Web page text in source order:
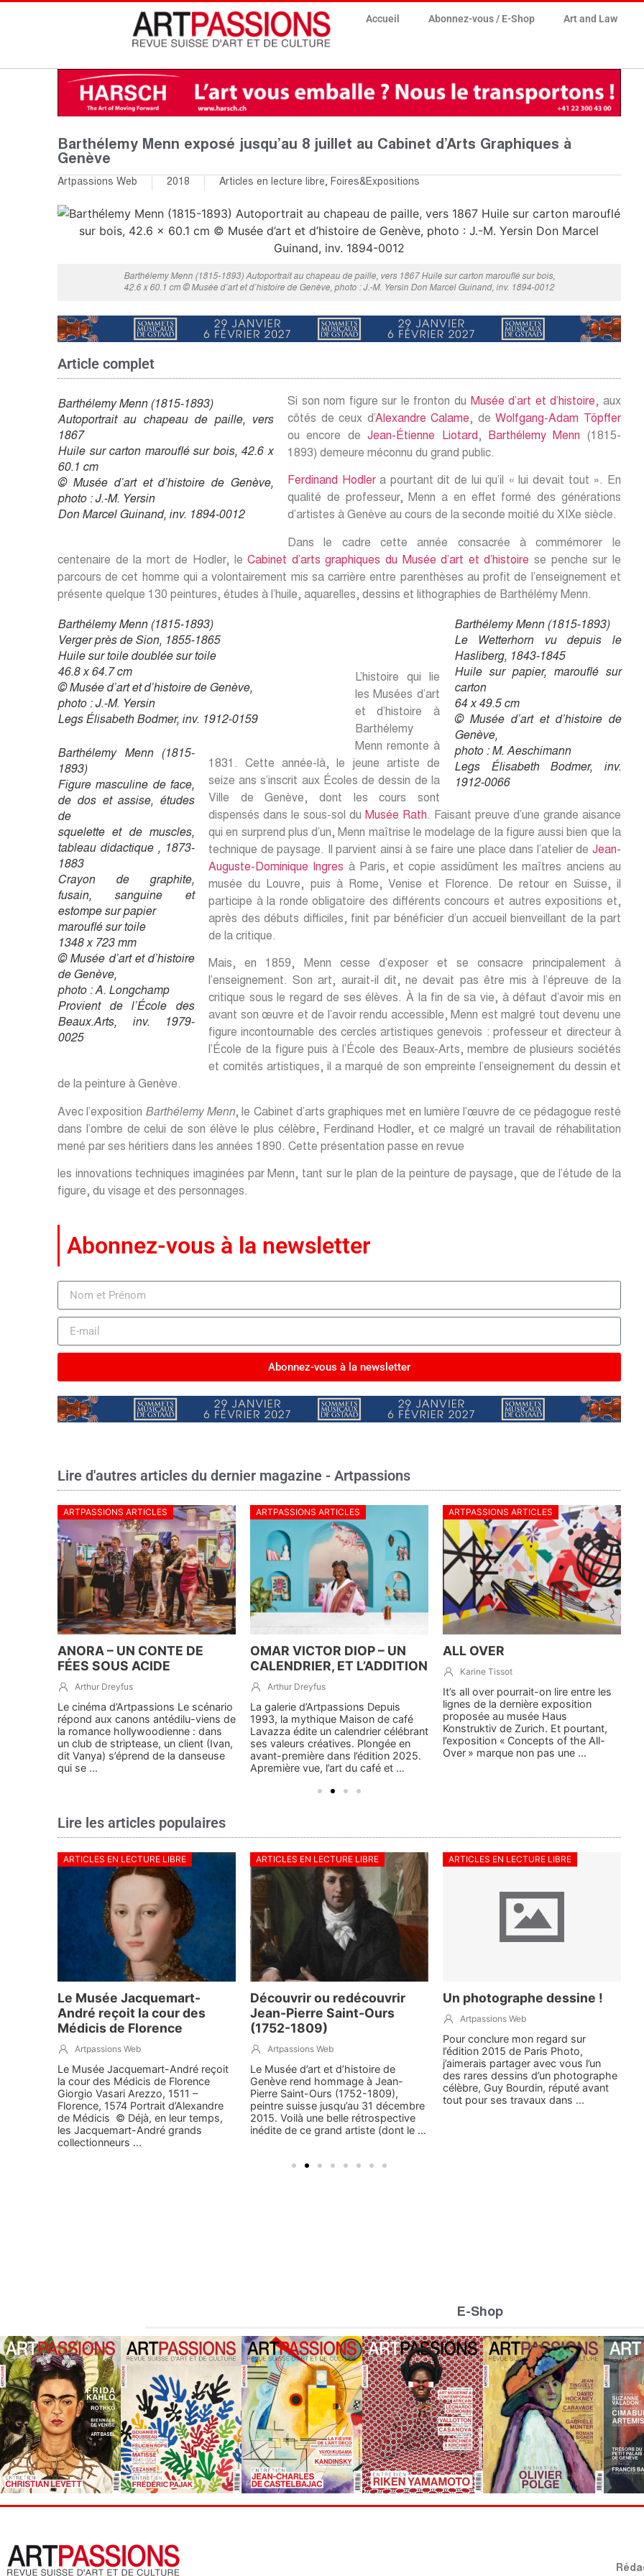
Accueil Abonnez-vous / E-Shop Art and Law
Barthélemy Menn exposé jusqu’au 8 juillet au Cabinet d’Arts Graphiques à
Genève
Artpassions Web 2018 Articles en lecture libre, Foires&Expositions
Barthélemy Menn (1815-1893) Autoportrait au chapeau de paille, vers 1867 Huile sur carton marouflé sur bois,
42.6 x 60.1 cm © Musée d’art et d’histoire de Genève, photo : J.-M. Yersin Don Marcel Guinand, inv. 1894-0012
Article complet
Barthélemy Menn (1815-1893)
Autoportrait au chapeau de paille, vers
1867
Huile sur carton marouflé sur bois, 42.6 x
60.1 cm
© Musée d’art et d’histoire de Genève,
photo : J.-M. Yersin
Don Marcel Guinand, inv. 1894-0012
Si son nom figure sur le fronton du Musée d’art et d’histoire, aux
côtés de ceux d’Alexandre Calame, de Wolfgang-Adam Töpffer
ou encore deJean-Étienne Liotard, Barthélemy Menn (1815-
1893) demeure méconnu du grand public.
Ferdinand Hodlera pourtant dit de lui qu’il « lui devait tout ». En
qualité de professeur, Menn a en effet formé des générations
d’artistes à Genève au cours de la seconde moitié du XIXe siècle.
Dans le cadre cette année consacrée à commémorer le
centenaire de la mort de Hodler, leCabinet d’arts graphiques du Musée d’art et d’histoire se penche sur le
parcours de cet homme qui a volontairement mis sa carrière entre parenthèses au profit de l’enseignement et
présente quelque 130 peintures, études à l’huile, aquarelles, dessins et lithographies de Barthélémy Menn.
Barthélemy Menn (1815-1893)
Le Wetterhorn vu depuis le
Hasliberg, 1843-1845
Huile sur papier, marouflé sur
carton
64 x 49.5 cm
© Musée d’art et d’histoire de
Genève,
photo : M. Aeschimann
Legs Élisabeth Bodmer, inv.
1912-0066
Barthélemy Menn (1815-1893)
Verger près de Sion, 1855-1865
Huile sur toile doublée sur toile
46.8 x 64.7 cm
© Musée d’art et d’histoire de Genève,
photo : J.-M. Yersin
Legs Élisabeth Bodmer, inv. 1912-0159
Barthélemy Menn (1815-
1893)
Figure masculine de face,
de dos et assise, études
de
squelette et de muscles,
tableau didactique , 1873-
1883
Crayon de graphite,
fusain, sanguine et
estompe sur papier
marouflé sur toile
1348 x 723 mm
© Musée d’art et d’histoire
de Genève,
photo : A. Longchamp
Provient de l’École des
Beaux.Arts, inv. 1979-
0025
L’histoire qui lie
les Musées d’art
et d’histoire à
Barthélemy
Menn remonte à
1831. Cette année-là, le jeune artiste de
seize ans s’inscrit aux Écoles de dessin de la
Ville de Genève, dont les cours sont
dispensés dans le sous-sol du Musée Rath. Faisant preuve d’une grande aisance
qui en surprend plus d’un, Menn maîtrise le modelage de la figure aussi bien que la
technique de paysage. Il parvient ainsi à se faire une place dans l’atelier de Jean-
Auguste-Dominique Ingres à Paris, et copie assidûment les maîtres anciens au
musée du Louvre, puis à Rome, Venise et Florence. De retour en Suisse, il
participe à la ronde obligatoire des différents concours et autres expositions et,
après des débuts difficiles, finit par bénéficier d’un accueil bienveillant de la part
de la critique.
Mais, en 1859, Menn cesse d’exposer et se consacre principalement à
l’enseignement. Son art, aurait-il dit, ne devait pas être mis à l’épreuve de la
critique sous le regard de ses élèves. À la fin de sa vie, à défaut d’avoir mis en
avant son œuvre et de l’avoir rendu accessible, Menn est malgré tout devenu une
figure incontournable des cercles artistiques genevois : professeur et directeur à
l’École de la figure puis à l’École des Beaux-Arts, membre de plusieurs sociétés
et comités artistiques, il a marqué de son empreinte l’enseignement du dessin et
de la peinture à Genève.
Avec l’exposition Barthélemy Menn, le Cabinet d’arts graphiques met en lumière l’œuvre de ce pédagogue resté
dans l’ombre de celui de son élève le plus célèbre, Ferdinand Hodler, et ce malgré un travail de réhabilitation
mené par ses héritiers dans les années 1890. Cette présentation passe en revue
les innovations techniques imaginées par Menn, tant sur le plan de la peinture de paysage, que de l’étude de la
figure, du visage et des personnages.
Abonnez-vous à la newsletter
Abonnez-vous à la newsletter
Lire d'autres articles du dernier magazine - Artpassions
ARTPASSIONS ARTICLES
ANORA – UN CONTE DE
FÉES SOUS ACIDE
Arthur Dreyfus
Le cinéma d’Artpassions Le scénario
répond aux canons antédilu-viens de
la romance hollywoodienne : dans
un club de striptease, un client (Ivan,
dit Vanya) s’éprend de la danseuse
qui se ...
ARTPASSIONS ARTICLES
OMAR VICTOR DIOP – UN
CALENDRIER, ET L’ADDITION
Arthur Dreyfus
La galerie d’Artpassions Depuis
1993, la mythique Maison de café
Lavazza édite un calendrier célébrant
ses valeurs créatives. Plongée en
avant-première dans l’édition 2025.
Apremière vue, l’art du café et ...
ARTPASSIONS ARTICLES
ALL OVER
Karine Tissot
It’s all over pourrait-on lire entre les
lignes de la dernière exposition
proposée au musée Haus
Konstruktiv de Zurich. Et pourtant,
l’exposition « Concepts of the All-
Over » marque non pas une ...
Lire les articles populaires
ARTICLES EN LECTURE LIBRE
Le Musée Jacquemart-
André reçoit la cour des
Médicis de Florence
Artpassions Web
Le Musée Jacquemart-André reçoit
la cour des Médicis de Florence
Giorgio Vasari Arezzo, 1511 –
Florence, 1574 Portrait d’Alexandre
de Médicis © Déjà, en leur temps,
les Jacquemart-André grands
collectionneurs ...
ARTICLES EN LECTURE LIBRE
Découvrir ou redécouvrir
Jean-Pierre Saint-Ours
(1752-1809)
Artpassions Web
Le Musée d’art et d’histoire de
Genève rend hommage à Jean-
Pierre Saint-Ours (1752-1809),
peintre suisse jusqu’au 31 décembre
2015. Voilà une belle rétrospective
inédite de ce grand artiste (dont le ...
ARTICLES EN LECTURE LIBRE
Un photographe dessine !
Artpassions Web
Pour conclure mon regard sur
l’édition 2015 de Paris Photo,
j’aimerais partager avec vous l’un
des rares dessins d’un photographe
célèbre, Guy Bourdin, réputé avant
tout pour ses travaux dans ...
E-Shop